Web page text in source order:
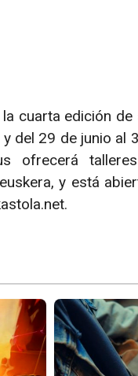
cuarta edición
del 29 de junio al
y está